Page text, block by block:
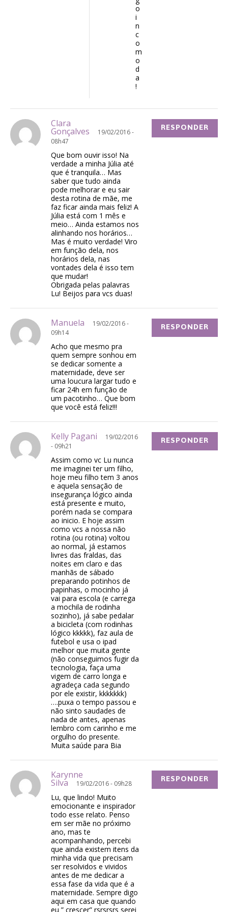
o
i
n
c
o
m
o
d
a
!
Clara
Gonçalves
19/02/2016 -
08h47
Que bom ouvir isso! Na
verdade a minha Júlia até
que é tranquila… Mas
saber que tudo ainda
pode melhorar e eu sair
desta rotina de mãe, me
faz ficar ainda mais feliz! A
Júlia está com 1 mês e
meio… Ainda estamos nos
alinhando nos horários…
Mas é muito verdade! Viro
em função dela, nos
horários dela, nas
vontades dela é isso tem
que mudar!
Obrigada pelas palavras
Lu! Beijos para vcs duas!
RESPONDER
Manuela
19/02/2016 -
09h14
Acho que mesmo pra
quem sempre sonhou em
se dedicar somente a
maternidade, deve ser
uma loucura largar tudo e
ficar 24h em função de
um pacotinho… Que bom
que você está feliz!!!
RESPONDER
Kelly Pagani
19/02/2016
- 09h21
Assim como vc Lu nunca
me imaginei ter um filho,
hoje meu filho tem 3 anos
e aquela sensação de
insegurança lógico ainda
está presente e muito,
porém nada se compara
ao inicio. E hoje assim
como vcs a nossa não
rotina (ou rotina) voltou
ao normal, já estamos
livres das fraldas, das
noites em claro e das
manhãs de sábado
preparando potinhos de
papinhas, o mocinho já
vai para escola (e carrega
a mochila de rodinha
sozinho), já sabe pedalar
a bicicleta (com rodinhas
lógico kkkkk), faz aula de
futebol e usa o ipad
melhor que muita gente
(não conseguimos fugir da
tecnologia, faça uma
vigem de carro longa e
agradeça cada segundo
por ele existir, kkkkkkk)
….puxa o tempo passou e
não sinto saudades de
nada de antes, apenas
lembro com carinho e me
orgulho do presente.
Muita saúde para Bia
RESPONDER
Karynne
Silva 19/02/2016 - 09h28
Lu, que lindo! Muito
emocionante e inspirador
todo esse relato. Penso
em ser mãe no próximo
ano, mas te
acompanhando, percebi
que ainda existem itens da
minha vida que precisam
ser resolvidos e vividos
antes de me dedicar a
essa fase da vida que é a
maternidade. Sempre digo
aqui em casa que quando
eu ” crescer” rsrsrsrs serei
RESPONDER